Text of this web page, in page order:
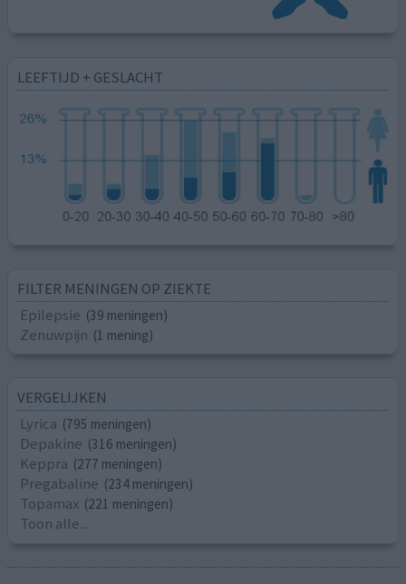
LEEFTIJD + GESLACHT
FILTER MENINGEN OP ZIEKTE
Epilepsie (39 meningen)
Zenuwpijn (1 mening)
VERGELIJKEN
Lyrica (795 meningen)
Depakine (316 meningen)
Keppra (277 meningen)
Pregabaline (234 meningen)
Topamax (221 meningen)
Toon alle...